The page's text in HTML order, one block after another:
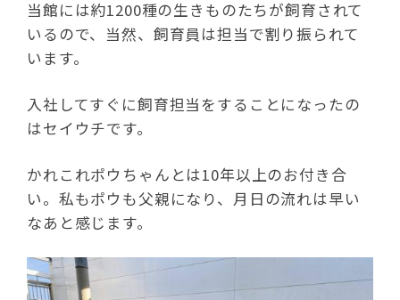
当館には約1200種の生きものたちが飼育されて
いるので、当然、飼育員は担当で割り振られて
います。
入社してすぐに飼育担当をすることになったの
はセイウチです。
かれこれポウちゃんとは10年以上のお付き合
い。私もポウも父親になり、月日の流れは早い
なあと感じます。